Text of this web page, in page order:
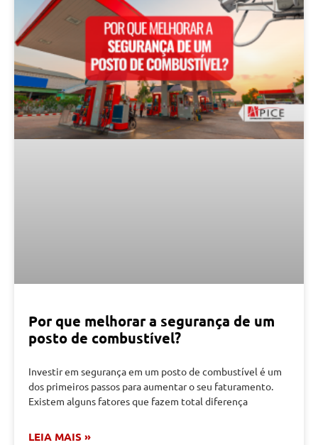
Por que melhorar a segurança de um
posto de combustível?
Investir em segurança em um posto de combustível é um
dos primeiros passos para aumentar o seu faturamento.
Existem alguns fatores que fazem total diferença
LEIA MAIS »